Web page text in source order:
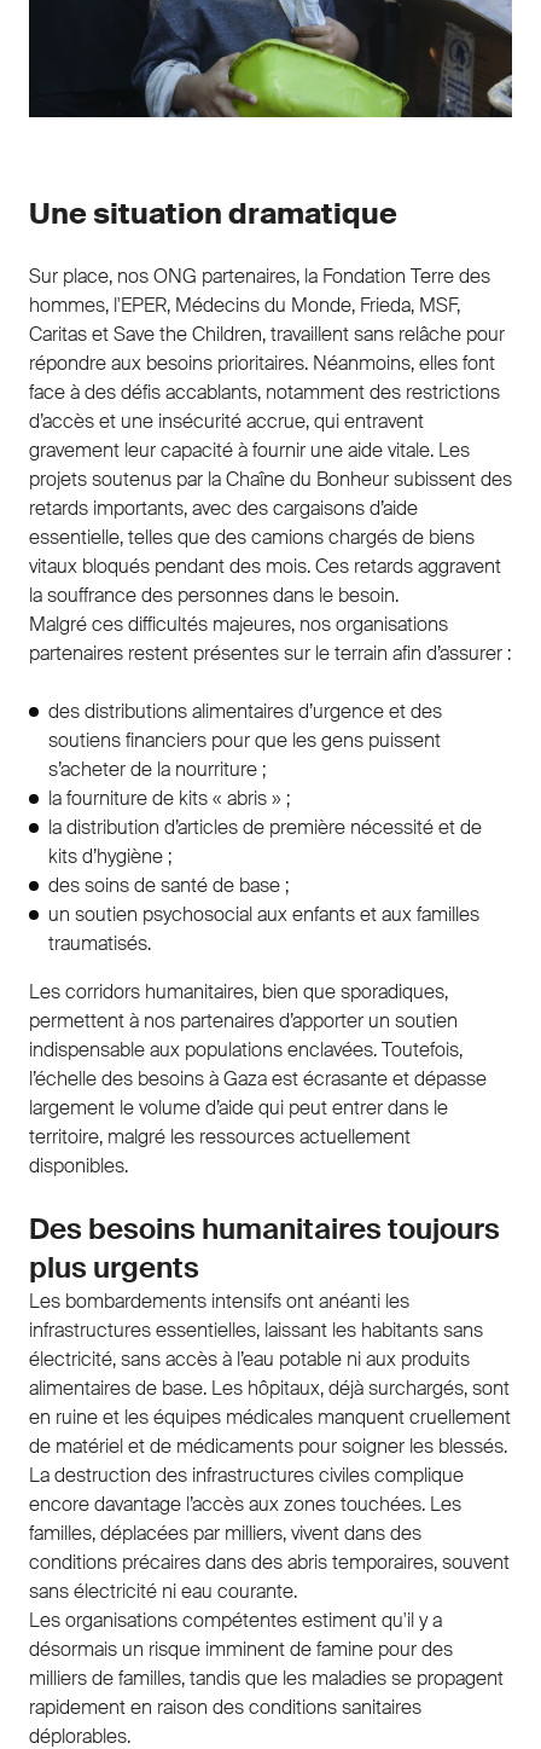
Une situation dramatique
Sur place, nos ONG partenaires, la Fondation Terre des
hommes, l'EPER, Médecins du Monde, Frieda, MSF,
Caritas et Save the Children, travaillent sans relâche pour
répondre aux besoins prioritaires. Néanmoins, elles font
face à des défis accablants, notamment des restrictions
d’accès et une insécurité accrue, qui entravent
gravement leur capacité à fournir une aide vitale. Les
projets soutenus par la Chaîne du Bonheur subissent des
retards importants, avec des cargaisons d’aide
essentielle, telles que des camions chargés de biens
vitaux bloqués pendant des mois. Ces retards aggravent
la souffrance des personnes dans le besoin.
Malgré ces difficultés majeures, nos organisations
partenaires restent présentes sur le terrain afin d’assurer :
des distributions alimentaires d’urgence et des
soutiens financiers pour que les gens puissent
s’acheter de la nourriture ;
la fourniture de kits « abris » ;
la distribution d’articles de première nécessité et de
kits d’hygiène ;
des soins de santé de base ;
un soutien psychosocial aux enfants et aux familles
traumatisés.
Les corridors humanitaires, bien que sporadiques,
permettent à nos partenaires d’apporter un soutien
indispensable aux populations enclavées. Toutefois,
l’échelle des besoins à Gaza est écrasante et dépasse
largement le volume d’aide qui peut entrer dans le
territoire, malgré les ressources actuellement
disponibles.
Des besoins humanitaires toujours
plus urgents
Les bombardements intensifs ont anéanti les
infrastructures essentielles, laissant les habitants sans
électricité, sans accès à l’eau potable ni aux produits
alimentaires de base. Les hôpitaux, déjà surchargés, sont
en ruine et les équipes médicales manquent cruellement
de matériel et de médicaments pour soigner les blessés.
La destruction des infrastructures civiles complique
encore davantage l’accès aux zones touchées. Les
familles, déplacées par milliers, vivent dans des
conditions précaires dans des abris temporaires, souvent
sans électricité ni eau courante.
Les organisations compétentes estiment qu'il y a
désormais un risque imminent de famine pour des
milliers de familles, tandis que les maladies se propagent
rapidement en raison des conditions sanitaires
déplorables.